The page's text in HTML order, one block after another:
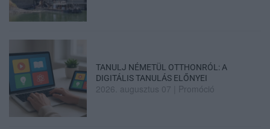
TANULJ NÉMETÜL OTTHONRÓL: A
DIGITÁLIS TANULÁS ELŐNYEI
2026. augusztus 07 Promóció